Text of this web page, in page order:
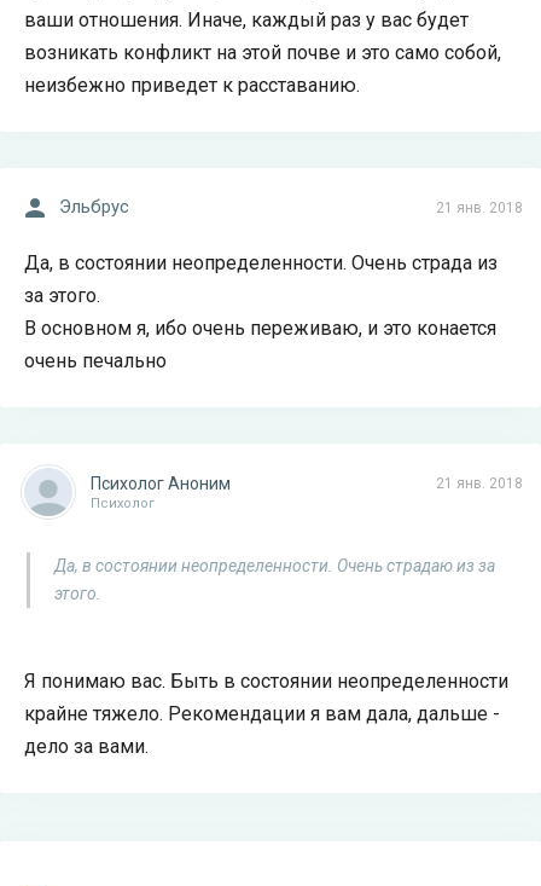
ваши отношения. Иначе, каждый раз у вас будет
возникать конфликт на этой почве и это само собой,
неизбежно приведет к расставанию.
21 янв. 2018
Эльбрус
Да, в состоянии неопределенности. Очень страда из
за этого.
В основном я, ибо очень переживаю, и это конается
очень печально
21 янв. 2018
Психолог Аноним
Психолог
Да, в состоянии неопределенности. Очень страдаю из за
этого.
Я понимаю вас. Быть в состоянии неопределенности
крайне тяжело. Рекомендации я вам дала, дальше -
дело за вами.